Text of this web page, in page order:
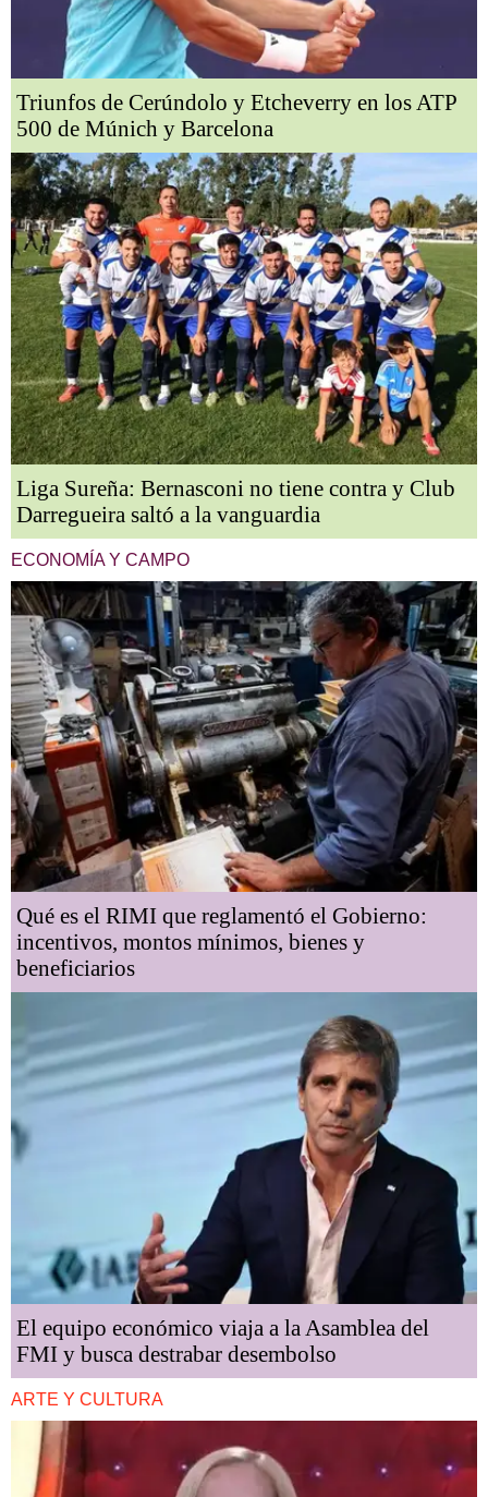
Triunfos de Cerúndolo y Etcheverry en los ATP
500 de Múnich y Barcelona
Liga Sureña: Bernasconi no tiene contra y Club
Darregueira saltó a la vanguardia
ECONOMÍA Y CAMPO
Qué es el RIMI que reglamentó el Gobierno:
incentivos, montos mínimos, bienes y
beneficiarios
El equipo económico viaja a la Asamblea del
FMI y busca destrabar desembolso
ARTE Y CULTURA